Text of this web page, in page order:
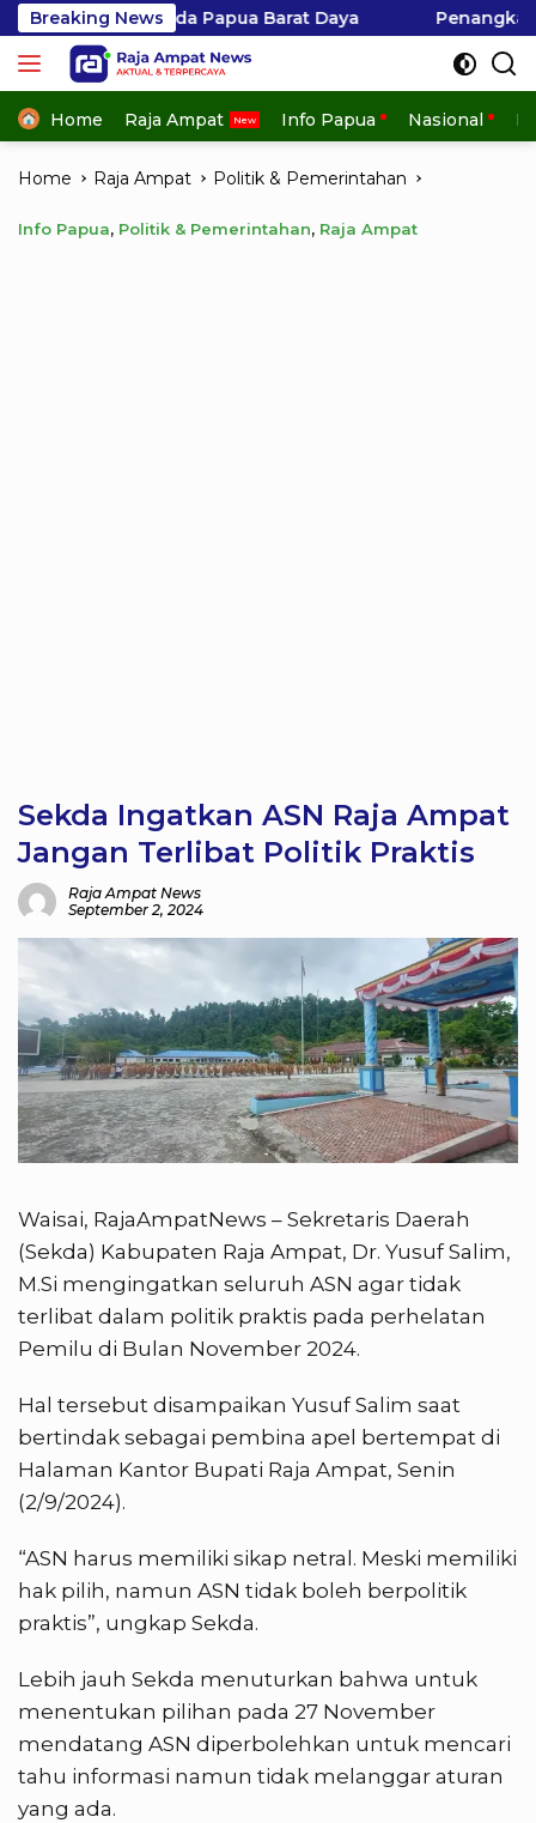
Skip
to
content
Breaking News
Papua Barat Daya Penangkapan Hiu di
Home Raja Ampat Info Papua Nasional
Home Raja Ampat Politik & Pemerintahan
Info Papua, Politik & Pemerintahan, Raja Ampat
Sekda Ingatkan ASN Raja Ampat
Jangan Terlibat Politik Praktis
Raja Ampat News
September 2, 2024
Waisai, RajaAmpatNews – Sekretaris Daerah
(Sekda) Kabupaten Raja Ampat, Dr. Yusuf Salim,
M.Si mengingatkan seluruh ASN agar tidak
terlibat dalam politik praktis pada perhelatan
Pemilu di Bulan November 2024.
Hal tersebut disampaikan Yusuf Salim saat
bertindak sebagai pembina apel bertempat di
Halaman Kantor Bupati Raja Ampat, Senin
(2/9/2024).
“ASN harus memiliki sikap netral. Meski memiliki
hak pilih, namun ASN tidak boleh berpolitik
praktis”, ungkap Sekda.
Lebih jauh Sekda menuturkan bahwa untuk
menentukan pilihan pada 27 November
mendatang ASN diperbolehkan untuk mencari
tahu informasi namun tidak melanggar aturan
yang ada.